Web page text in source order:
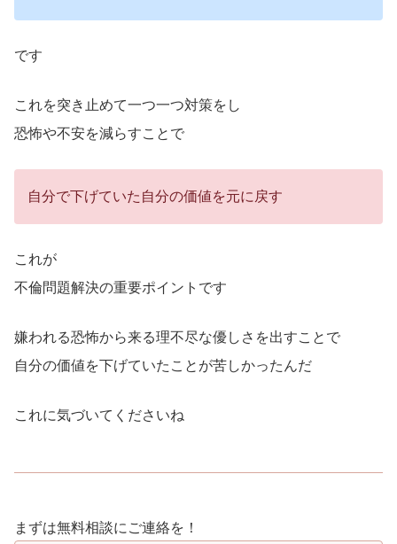
です
これを突き止めて一つ一つ対策をし
恐怖や不安を減らすことで
自分で下げていた自分の価値を元に戻す
これが
不倫問題解決の重要ポイントです
嫌われる恐怖から来る理不尽な優しさを出すことで
自分の価値を下げていたことが苦しかったんだ
これに気づいてくださいね
まずは無料相談にご連絡を！